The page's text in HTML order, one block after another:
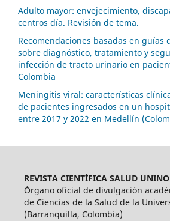
Adulto mayor: envejecimiento,
centros día. Revisión de tema.
Recomendaciones basadas en guías
sobre diagnóstico, tratamiento y
infección de tracto urinario en
Colombia
Meningitis viral: características
de pacientes ingresados en un
entre 2017 y 2022 en Medellín
REVISTA CIENTÍFICA SALUD
Órgano oficial de divulgación
de Ciencias de la Salud de la
(Barranquilla, Colombia)